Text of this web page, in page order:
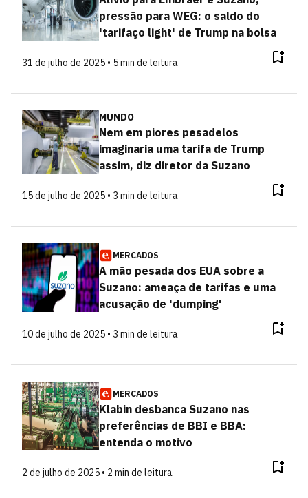
pressão para WEG: o saldo do
'tarifaço light' de Trump na bolsa
31 de julho de 2025 • 5 min de leitura
MUNDO
Nem em piores pesadelos
imaginaria uma tarifa de Trump
assim, diz diretor da Suzano
15 de julho de 2025 • 3 min de leitura
MERCADOS
A mão pesada dos EUA sobre a
Suzano: ameaça de tarifas e uma
acusação de 'dumping'
10 de julho de 2025 • 3 min de leitura
MERCADOS
Klabin desbanca Suzano nas
preferências de BBI e BBA:
entenda o motivo
2 de julho de 2025 • 2 min de leitura